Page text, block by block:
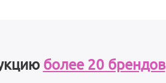
более 20 брендов